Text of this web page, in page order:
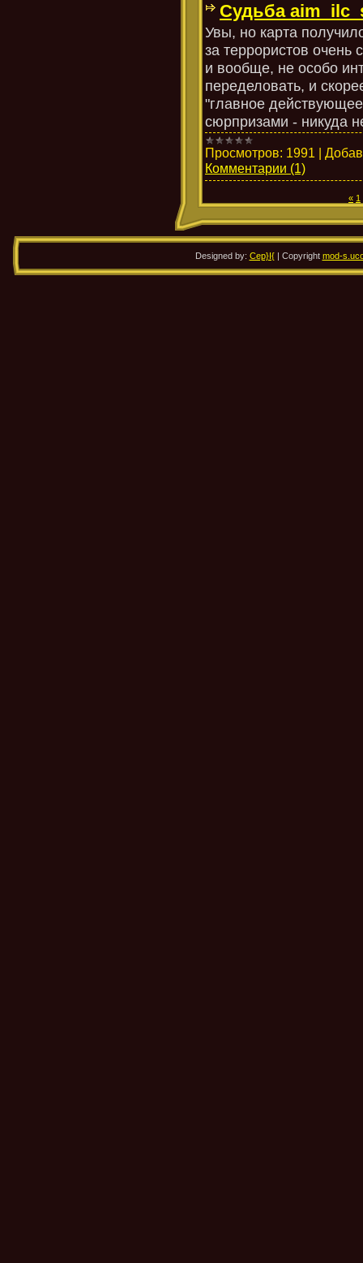
Судьба
Увы, но карта
за террористов очень
и вообще, не особо
переделовать, и
"главное
сюрпризами - никуда
Просмотров: 1991
Комментарии (1)
« 1
Designed by: Cep}I{| Copyright mod-